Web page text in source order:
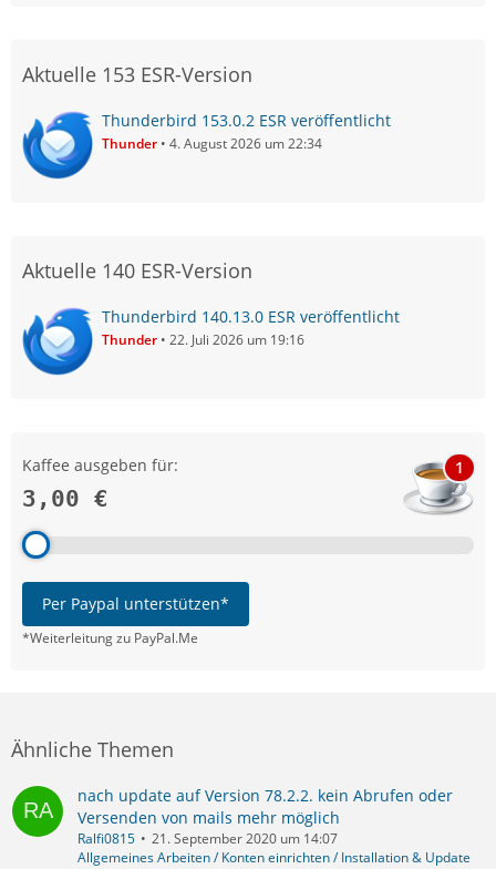
Aktuelle 153 ESR-Version
Thunderbird 153.0.2 ESR veröffentlicht
Thunder 4. August 2026 um 22:34
Aktuelle 140 ESR-Version
Thunderbird 140.13.0 ESR veröffentlicht
Thunder 22. Juli 2026 um 19:16
Kaffee ausgeben für:
3,00 €
1
Per Paypal unterstützen*
*Weiterleitung zu PayPal.Me
Ähnliche Themen
nach update auf Version 78.2.2. kein Abrufen oder
Versenden von mails mehr möglich
Ralfi0815
21. September 2020 um 14:07
Allgemeines Arbeiten / Konten einrichten / Installation & Update